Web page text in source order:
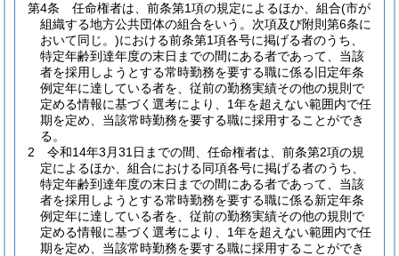
第4条
任命権者は、前条第1項の規定によるほか、組合(市が
組織する地方公共団体の組合をいう。次項及び附則第6条に
おいて同じ。)における前条第1項各号に掲げる者のうち、
特定年齢到達年度の末日までの間にある者であって、当該
者を採用しようとする常時勤務を要する職に係る旧定年条
例定年に達している者を、従前の勤務実績その他の規則で
定める情報に基づく選考により、1年を超えない範囲内で任
期を定め、当該常時勤務を要する職に採用することができ
る。
2
令和14年3月31日までの間、任命権者は、前条第2項の規
定によるほか、組合における同項各号に掲げる者のうち、
特定年齢到達年度の末日までの間にある者であって、当該
者を採用しようとする常時勤務を要する職に係る新定年条
例定年に達している者を、従前の勤務実績その他の規則で
定める情報に基づく選考により、1年を超えない範囲内で任
期を定め、当該常時勤務を要する職に採用することができ